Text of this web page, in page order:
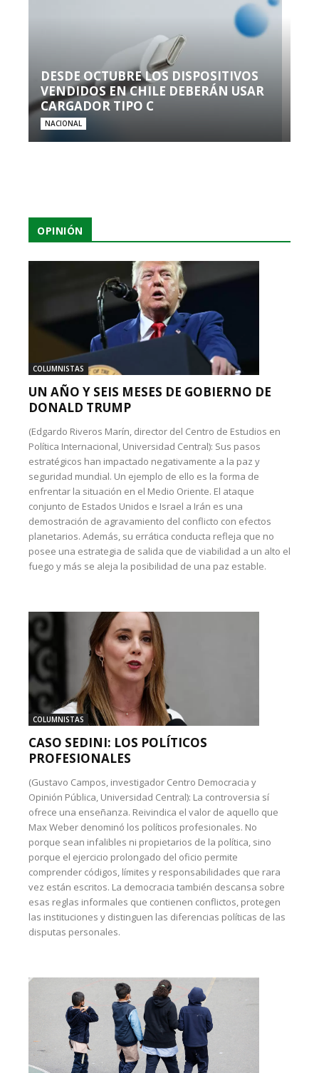
DESDE OCTUBRE LOS DISPOSITIVOS
VENDIDOS EN CHILE DEBERÁN USAR
CARGADOR TIPO C
NACIONAL
OPINIÓN
COLUMNISTAS
UN AÑO Y SEIS MESES DE GOBIERNO DE
DONALD TRUMP
(Edgardo Riveros Marín, director del Centro de Estudios en
Política Internacional, Universidad Central): Sus pasos
estratégicos han impactado negativamente a la paz y
seguridad mundial. Un ejemplo de ello es la forma de
enfrentar la situación en el Medio Oriente. El ataque
conjunto de Estados Unidos e Israel a Irán es una
demostración de agravamiento del conflicto con efectos
planetarios. Además, su errática conducta refleja que no
posee una estrategia de salida que de viabilidad a un alto el
fuego y más se aleja la posibilidad de una paz estable.
COLUMNISTAS
CASO SEDINI: LOS POLÍTICOS
PROFESIONALES
(Gustavo Campos, investigador Centro Democracia y
Opinión Pública, Universidad Central): La controversia sí
ofrece una enseñanza. Reivindica el valor de aquello que
Max Weber denominó los políticos profesionales. No
porque sean infalibles ni propietarios de la política, sino
porque el ejercicio prolongado del oficio permite
comprender códigos, límites y responsabilidades que rara
vez están escritos. La democracia también descansa sobre
esas reglas informales que contienen conflictos, protegen
las instituciones y distinguen las diferencias políticas de las
disputas personales.